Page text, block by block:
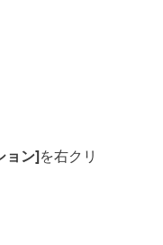
ョン]を右クリ